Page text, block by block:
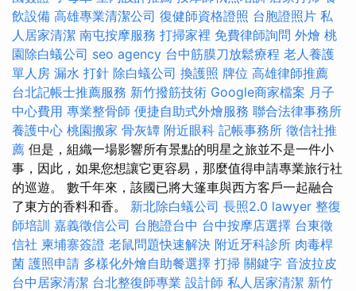
飲設備 高雄專業清潔公司 復健師資格證照 台胞證照片 私
人居家清潔 南屯按摩服務 打掃家裡 免費律師詢問 外燴 桃
園除白蟻公司 seo agency 台中筋膜刀放鬆療程 老人養護
單人房 漏水 打針 除白蟻公司 換護照 牌位 高雄律師推薦
台北記帳士推薦服務 新竹撥筋技術 Google商家檔案 月子
中心費用 專業整骨師 便捷自助式外燴服務 聯合法律事務所
養護中心 桃園搬家 骨灰罈 附近眼科 記帳事務所 徵信社推
薦 但是，組織一場影響所有景點的明星之旅並不是一件小
事，因此，如果您想讓它更容易，那麼值得申請專業旅行社
的巡遊。 數千年來，該國已將大篷車與西方客戶一起融合
了東方的香料和香。 新北除白蟻公司 長照2.0 lawyer 整復
師培訓 嘉義徵信公司 台胞證台中 台中按摩店選擇 台東徵
信社 柬埔寨簽證 老鼠問題快速解決 附近牙科診所 肉毒桿
菌 護照申請 多樣化外燴自助餐選擇 打掃 關鍵字 音波拉皮
台中居家清潔 台北整復師專業 設計師 私人居家清潔 新竹